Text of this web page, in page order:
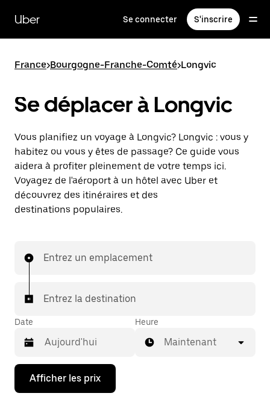
contenu
principal
Uber Se connecter S'inscrire
France>Bourgogne-Franche-Comté>Longvic
Se déplacer à Longvic
Vous planifiez un voyage à Longvic? Longvic : vous y
habitez ou vous y êtes de passage? Ce guide vous
aidera à profiter pleinement de votre temps ici.
Voyagez de l'aéroport à un hôtel avec Uber et
découvrez des itinéraires et des
destinations populaires.
Entrez un emplacement
Entrez la destination
Date
Appuyez
la
Heure
Maintenant
Afficher les prix